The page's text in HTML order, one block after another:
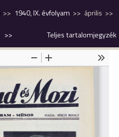
1940, IX. évfolyam
április
>> Teljes tartalomjegyzék